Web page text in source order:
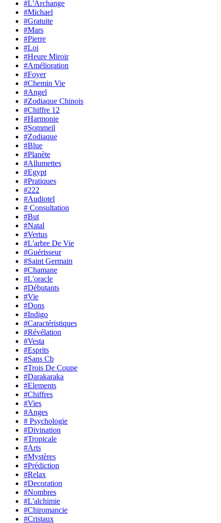
#L'Archange
#Michael
#Gratuite
#Mars
#Pierre
#Loi
#Heure Miroir
#Amélioration
#Foyer
#Chemin Vie
#Angel
#Zodiaque Chinois
#Chiffre 12
#Harmonie
#Sommeil
#Zodiaque
#Blue
#Planète
#Allumettes
#Egypt
#Pratiques
#222
#Audiotel
# Consultation
#But
#Natal
#Vertus
#L'arbre De Vie
#Guérisseur
#Saint Germain
#Chamane
#L'oracle
#Débutants
#Vie
#Dons
#Indigo
#Caractéristiques
#Révélation
#Vesta
#Esprits
#Sans Cb
#Trois De Coupe
#Darakaraka
#Elements
#Chiffres
#Vies
#Anges
# Psychologie
#Divination
#Tropicale
#Arts
#Mystères
#Prédiction
#Relax
#Decoration
#Nombres
#L'alchimie
#Chiromancie
#Cristaux